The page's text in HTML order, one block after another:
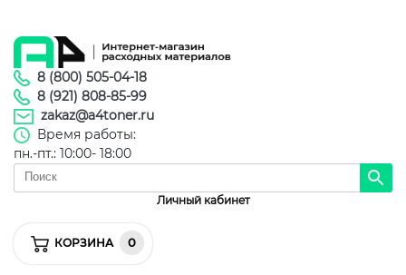
8 (800) 505-04-18
8 (921) 808-85-99
zakaz@a4toner.ru
Время работы:
пн.-пт.: 10:00- 18:00
Личный кабинет
КОРЗИНА 0